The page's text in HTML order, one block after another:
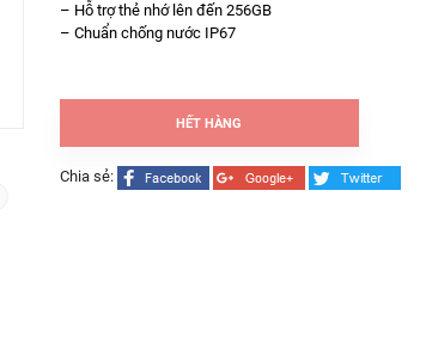
– Hỗ trợ thẻ nhớ lên đến 256GB
– Chuẩn chống nước IP67
HẾT HÀNG
Chia sẻ: